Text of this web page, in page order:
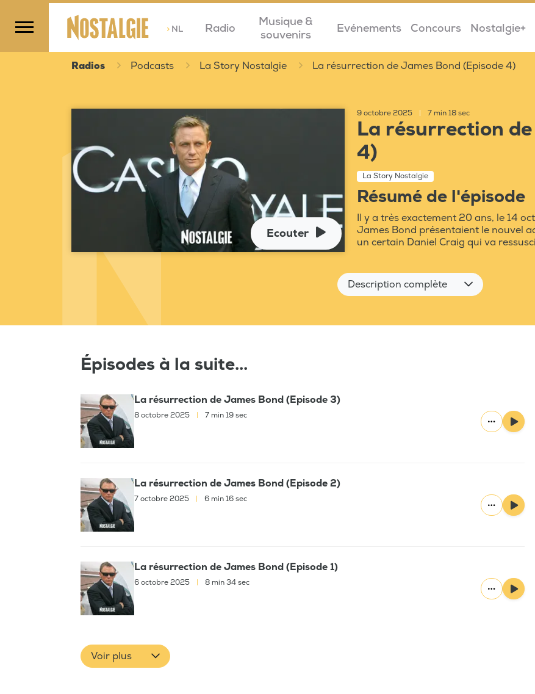
>NL Radio
Musique &
souvenirs
Evénements Concours Nostalgie+
Radios Podcasts La Story Nostalgie La résurrection de James Bond (Episode 4)
Ecouter
9 octobre 2025 7 min 18 sec
La résurrection
4)
La Story Nostalgie
Résumé de l'épisode
Il y a très exactement 20 ans, le 14
James Bond présentaient le nouvel
un certain Daniel Craig qui va
Description complète
Épisodes à la suite...
La résurrection de James Bond (Episode 3)
8 octobre 2025 7 min 19 sec
La résurrection de James Bond (Episode 2)
7 octobre 2025 6 min 16 sec
La résurrection de James Bond (Episode 1)
6 octobre 2025 8 min 34 sec
Voir plus